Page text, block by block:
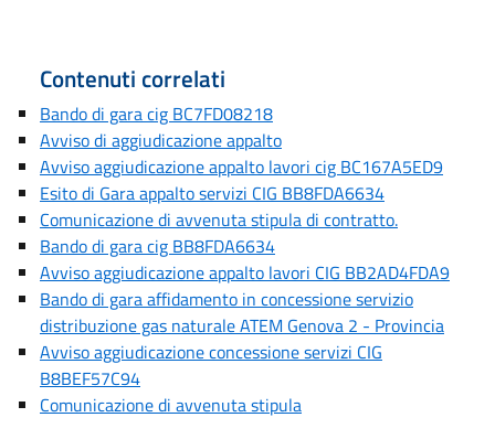
Contenuti correlati
Bando di gara cig BC7FD08218
Avviso di aggiudicazione appalto
Avviso aggiudicazione appalto lavori cig BC167A5ED9
Esito di Gara appalto servizi CIG BB8FDA6634
Comunicazione di avvenuta stipula di contratto.
Bando di gara cig BB8FDA6634
Avviso aggiudicazione appalto lavori CIG BB2AD4FDA9
Bando di gara affidamento in concessione servizio
distribuzione gas naturale ATEM Genova 2 - Provincia
Avviso aggiudicazione concessione servizi CIG
B8BEF57C94
Comunicazione di avvenuta stipula